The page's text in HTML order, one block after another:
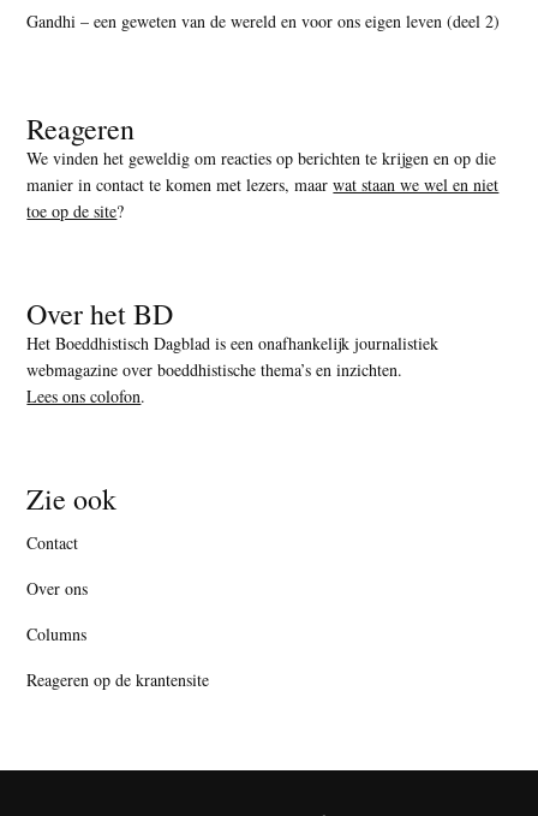
Gandhi – een geweten van de wereld en voor ons eigen leven (deel 2)
Reageren
We vinden het geweldig om reacties op berichten te krijgen en op die
manier in contact te komen met lezers, maarwat staan we wel en niet
toe op de site?
Over het BD
Het Boeddhistisch Dagblad is een onafhankelijk journalistiek
webmagazine over boeddhistische thema’s en inzichten.
Lees ons colofon.
Zie ook
Contact
Over ons
Columns
Reageren op de krantensite